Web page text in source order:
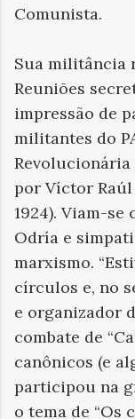
Comunista.
Sua militância
Reuniões
impressão de
militantes do
Revolucionária
por Víctor Raúl
1924). Viam-
Odría e
marxismo.
círculos e, no
e organizador
combate de
canônicos (e
participou na
o tema de “Os